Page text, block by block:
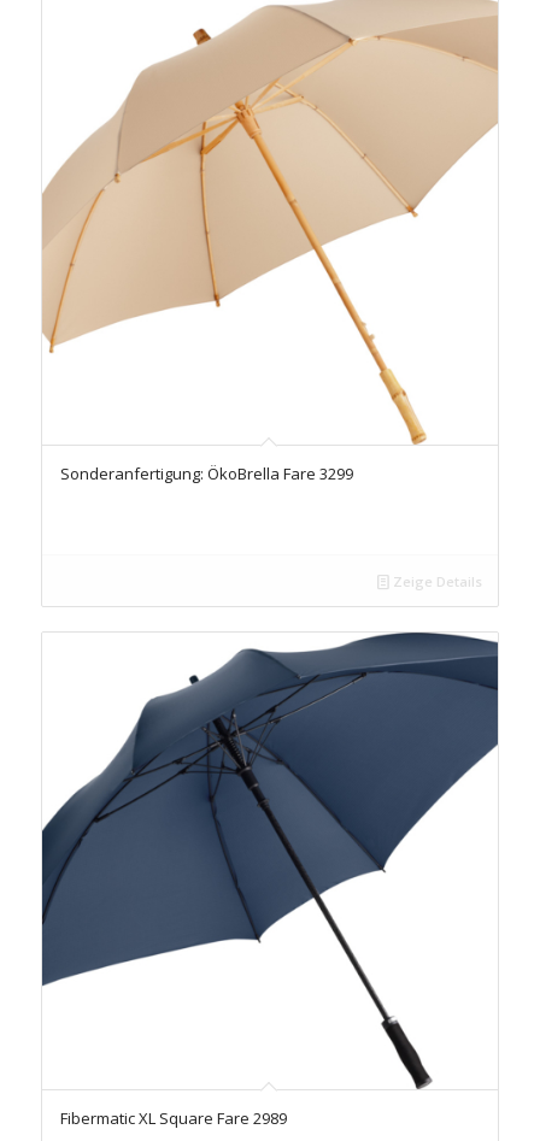
Sonderanfertigung: ÖkoBrella Fare 3299
Zeige Details
Fibermatic XL Square Fare 2989